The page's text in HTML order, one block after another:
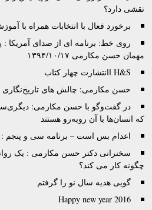
نقشی دارد؟
برخورد فعال با انتخابات همراه با
روی خط: برنامه ای از صدای آمریکا :
مهمان حسن مکارمی ۱۳۹۴/۱۰/۱۷
H&S اانتشارت چهار کتاب
حسن مکارمی: چالش های تاریخ‌نگاری
در گفت‌وگو با حسن مکارمی:
که انسان‌ها با آن روبه‌رو هستند
اعدام بس است – برنامه سی و پنجم
سخنرانی دکتر حسن مکارمی : یک
چگونه کار می کند؟
گویی هدیه سال نو را گرفتم
Happy new year 2016